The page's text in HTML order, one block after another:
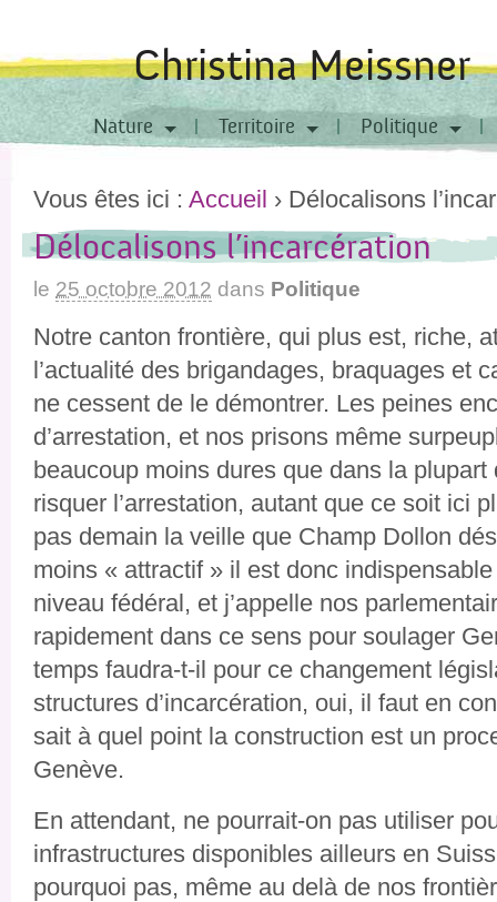
Christina Meissner
Nature Territoire Politique
Vous êtes ici : Accueil › Délocalisons
Délocalisons l’incarcération
le 25 octobre 2012 dans Politique
Notre canton frontière, qui plus est, riche,
l’actualité des brigandages, braquages et
ne cessent de le démontrer. Les peines
d’arrestation, et nos prisons même
beaucoup moins dures que dans la plupart
risquer l’arrestation, autant que ce soit ici
pas demain la veille que Champ Dollon
moins « attractif » il est donc
niveau fédéral, et j’appelle nos
rapidement dans ce sens pour soulager
temps faudra-t-il pour ce changement
structures d’incarcération, oui, il faut en
sait à quel point la construction est un
Genève.
En attendant, ne pourrait-on pas utiliser
infrastructures disponibles ailleurs en
pourquoi pas, même au delà de nos